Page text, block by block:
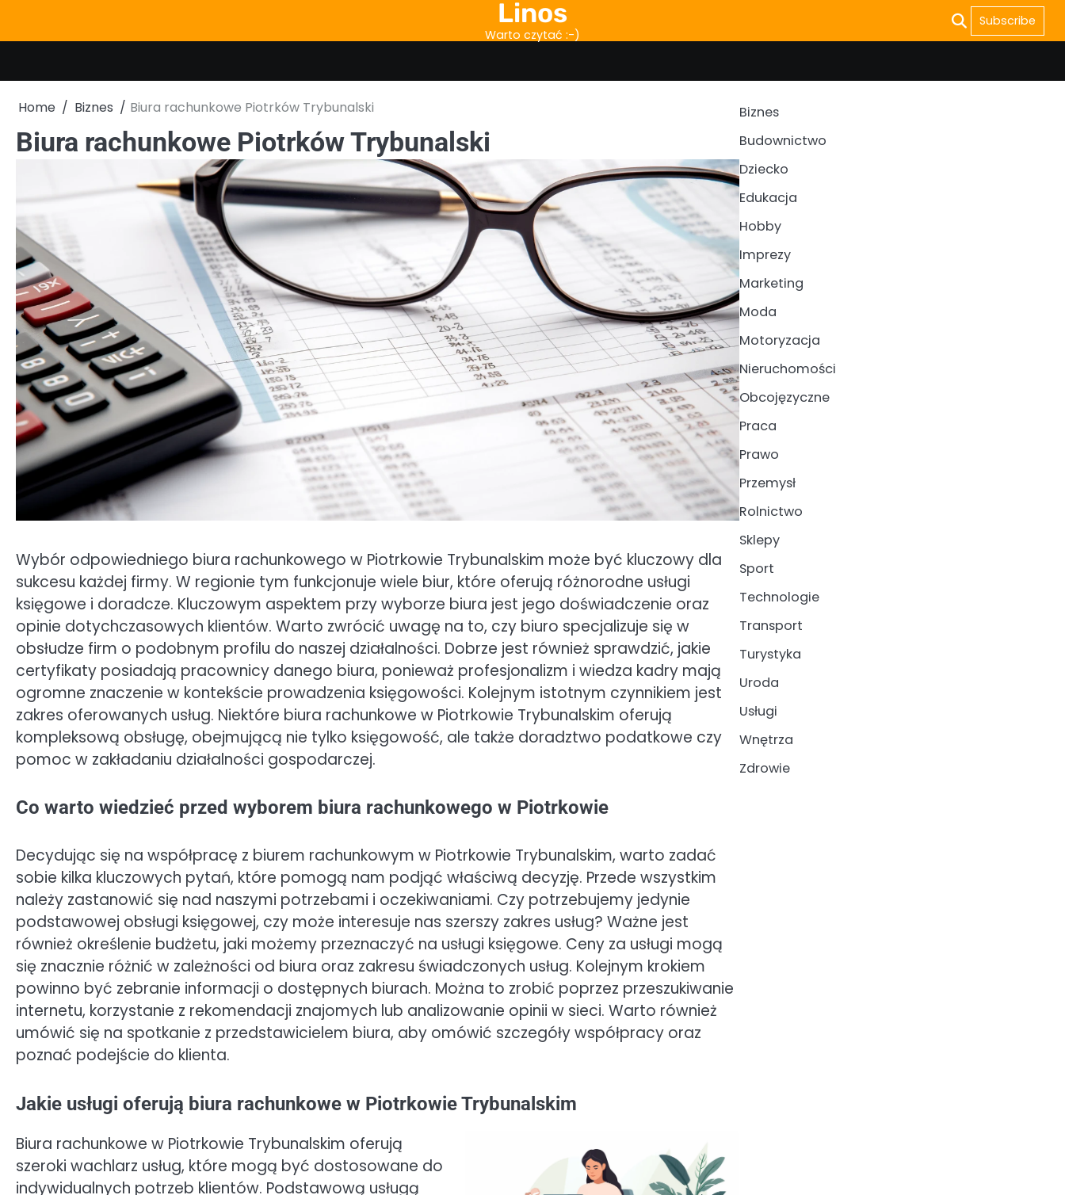
content
Linos
Warto czytać :-)
Subscribe
Home Biznes Biura rachunkowe Piotrków Trybunalski
Biura rachunkowe Piotrków Trybunalski
Wybór odpowiedniego biura rachunkowego w Piotrkowie Trybunalskim może być kluczowy dla
sukcesu każdej firmy. W regionie tym funkcjonuje wiele biur, które oferują różnorodne usługi
księgowe i doradcze. Kluczowym aspektem przy wyborze biura jest jego doświadczenie oraz
opinie dotychczasowych klientów. Warto zwrócić uwagę na to, czy biuro specjalizuje się w
obsłudze firm o podobnym profilu do naszej działalności. Dobrze jest również sprawdzić, jakie
certyfikaty posiadają pracownicy danego biura, ponieważ profesjonalizm i wiedza kadry mają
ogromne znaczenie w kontekście prowadzenia księgowości. Kolejnym istotnym czynnikiem jest
zakres oferowanych usług. Niektóre biura rachunkowe w Piotrkowie Trybunalskim oferują
kompleksową obsługę, obejmującą nie tylko księgowość, ale także doradztwo podatkowe czy
pomoc w zakładaniu działalności gospodarczej.
Co warto wiedzieć przed wyborem biura rachunkowego w Piotrkowie
Decydując się na współpracę z biurem rachunkowym w Piotrkowie Trybunalskim, warto zadać
sobie kilka kluczowych pytań, które pomogą nam podjąć właściwą decyzję. Przede wszystkim
należy zastanowić się nad naszymi potrzebami i oczekiwaniami. Czy potrzebujemy jedynie
podstawowej obsługi księgowej, czy może interesuje nas szerszy zakres usług? Ważne jest
również określenie budżetu, jaki możemy przeznaczyć na usługi księgowe. Ceny za usługi mogą
się znacznie różnić w zależności od biura oraz zakresu świadczonych usług. Kolejnym krokiem
powinno być zebranie informacji o dostępnych biurach. Można to zrobić poprzez przeszukiwanie
internetu, korzystanie z rekomendacji znajomych lub analizowanie opinii w sieci. Warto również
umówić się na spotkanie z przedstawicielem biura, aby omówić szczegóły współpracy oraz
poznać podejście do klienta.
Jakie usługi oferują biura rachunkowe w Piotrkowie Trybunalskim
Biura rachunkowe w Piotrkowie Trybunalskim oferują
szeroki wachlarz usług, które mogą być dostosowane do
indywidualnych potrzeb klientów. Podstawową usługą
Biznes
Budownictwo
Dziecko
Edukacja
Hobby
Imprezy
Marketing
Moda
Motoryzacja
Nieruchomości
Obcojęzyczne
Praca
Prawo
Przemysł
Rolnictwo
Sklepy
Sport
Technologie
Transport
Turystyka
Uroda
Usługi
Wnętrza
Zdrowie